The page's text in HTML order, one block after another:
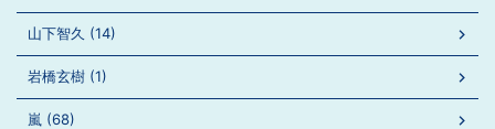
山下智久 (14)
岩橋玄樹 (1)
嵐 (68)